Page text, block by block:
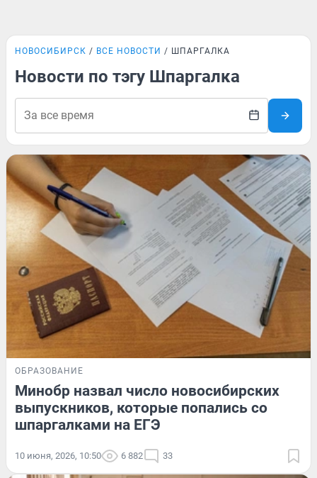
НОВОСИБИРСК ВСЕ НОВОСТИ ШПАРГАЛКА
Новости по тэгу Шпаргалка
ОБРАЗОВАНИЕ
Минобр назвал число новосибирских
выпускников, которые попались со
шпаргалками на ЕГЭ
10 июня, 2026, 10:50 6 882 33